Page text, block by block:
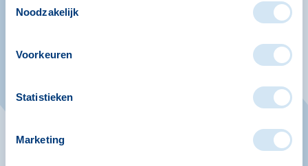
Noodzakelijk
Voorkeuren
Statistieken
Marketing
verzorgingsproducten, zoals
maandverband of tampons? Voor 1 op de 8
gevolgen hebben: sommigen missen
ervaren schaamte.